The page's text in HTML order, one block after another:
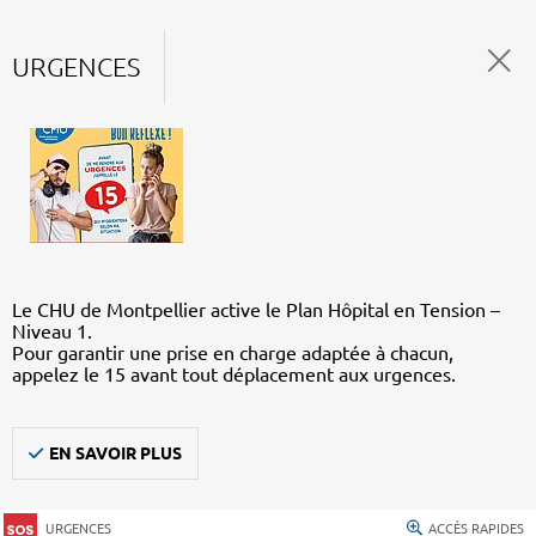
URGENCES
Le CHU de Montpellier active le Plan Hôpital en Tension –
Niveau 1.
Pour garantir une prise en charge adaptée à chacun,
appelez le 15 avant tout déplacement aux urgences.
EN SAVOIR PLUS
URGENCES ACCÈS RAPIDES